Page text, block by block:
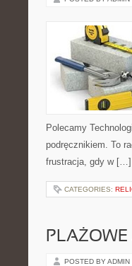
Polecamy
podręcznikiem. To
frustracja, gdy w […]
CATEGORIES:
POSTED BY ADMIN